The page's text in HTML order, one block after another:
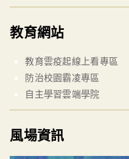
教育網站
教育雲疫起線上看專區
防治校園霸凌專區
自主學習雲端學院
風場資訊